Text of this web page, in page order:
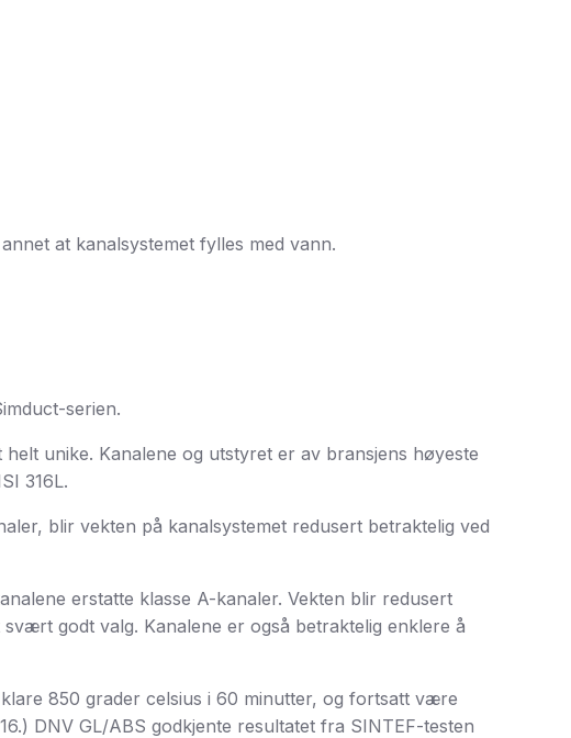
at kanalsystemet fylles med vann.
serien.
unike. Kanalene og utstyret er av bransjens høyeste
316L.
blir vekten på kanalsystemet redusert betraktelig ved
erstatte klasse A-kanaler. Vekten blir redusert
godt valg. Kanalene er også betraktelig enklere å
850 grader celsius i 60 minutter, og fortsatt være
DNV GL/ABS godkjente resultatet fra SINTEF-testen